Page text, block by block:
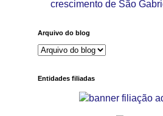
Arquivo do blog
Entidades filiadas